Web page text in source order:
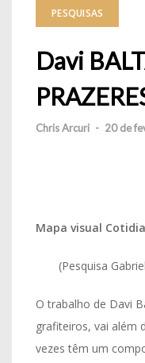
PESQUISAS
Davi
Chris Arcuri - 20 de
Mapa visual
(Pesquisa
O trabalho de Davi
grafiteiros, vai além
vezes têm um